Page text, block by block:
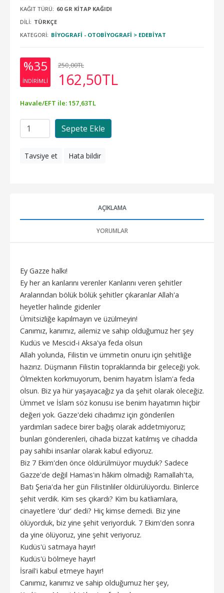
KAĞIT TÜRÜ: 60 GR KITAP KAĞIDI
DILI: TÜRKÇE
KATEGORI: BIYOGRAFI - OTOBIYOGRAFI > EDEBIYAT
%35
INDIRIMLI
250,00TL
162,50TL
Havale/EFT ile:157 ,63TL
Sepete Ekle
Tavsiye et Hata bildir
AÇIKLAMA
YORUMLAR
Ey Gazze halkı!
Ey her an kanlarını verenler Kanlarını veren şehitler
Aralarından bölük bölük şehitler çıkaranlar Allah'a
heyetler halinde gidenler
Ümitsizliğe kapılmayın ve üzülmeyin!
Canımız, kanımız, ailemiz ve sahip olduğumuz her şey
Kudüs ve Mescid-i Aksa'ya feda olsun
Allah yolunda, Filistin ve ümmetin onuru için şehitliğe
hazırız. Düşmanın Filistin topraklarında bir geleceği yok.
Ölmekten korkmuyorum, benim hayatım İslam'a feda
olsun. Biz ya hür yaşayacağız ya da şehit olarak öleceğiz.
Ümmet ve İslam söz konusu ise benim hayatımın hiçbir
değeri yok. Gazze'deki cihadımız için gönderilen
yardımları sadece birer bağış olarak addetmiyoruz;
bunları gönderenleri, cihada bizzat katılmış ve cihadda
pay sahibi insanlar olarak kabul ediyoruz.
Biz 7 Ekim'den önce öldürülmüyor muyduk? Sadece
Gazze'de değil Hamas'ın hâkim olmadığı Ramallah'ta,
Batı Şeria'da her gün Filistinliler öldürülüyordu. Binlerce
şehit verdik. Kim ses çıkardı? Kim bu katliamlara,
cinayetlere 'dur' dedi? Hiç kimse demedi. Biz yine
ölüyorduk, biz yine şehit veriyorduk. 7 Ekim'den sonra
da yine ölüyoruz, yine şehit veriyoruz.
Kudüs'ü satmaya hayır!
Kudüs'ü bölmeye hayır!
İsrail'i kabul etmeye hayır!
Canımız, kanımız ve sahip olduğumuz her şey,